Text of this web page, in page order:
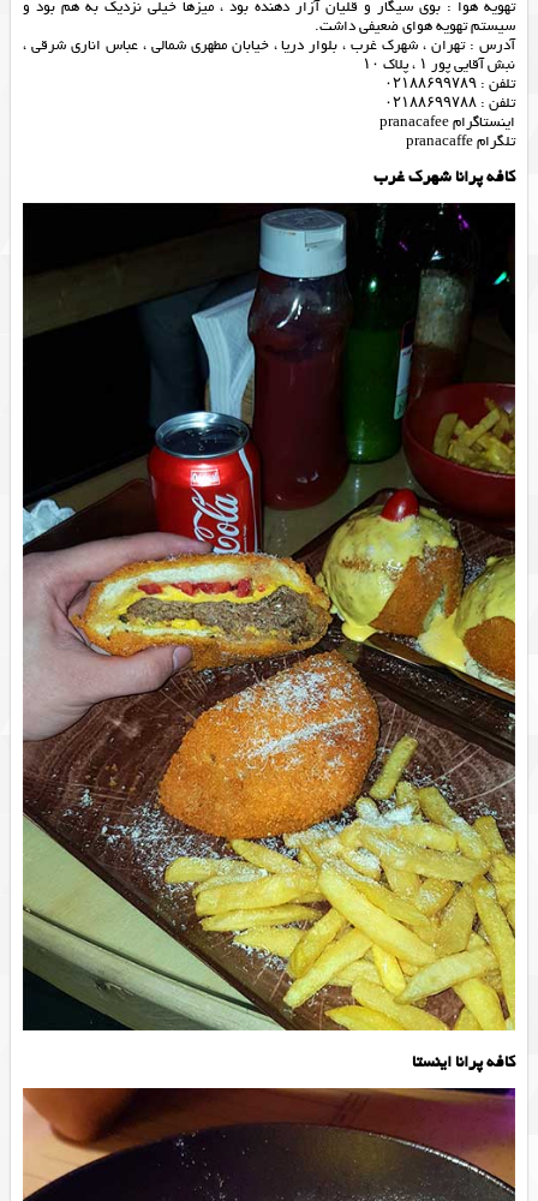
تهویه هوا : بوی سیگار و قلیان آزار دهنده بود ، میزها خیلی نزدیک به هم بود و
سیستم تهویه هوای ضعیفی داشت.
آدرس : تهران ، شهرک غرب ، بلوار دریا ، خیابان مطهری شمالی ، عباس اناری شرقی ،
نبش آقایی پور ۱ ، پلاک ۱۰
تلفن : ۰۲۱۸۸۶۹۹۷۸۹
تلفن : ۰۲۱۸۸۶۹۹۷۸۸
اینستاگرام pranacafee
تلگرام pranacaffe
كافه پرانا شهرك غرب
کافه پرانا اینستا